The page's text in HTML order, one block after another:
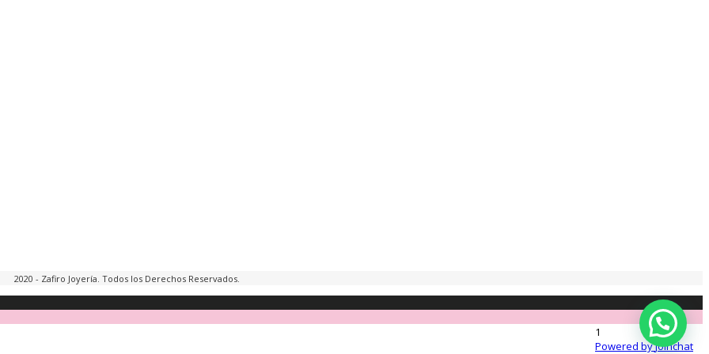
2020 - Zafiro Joyería. Todos los Derechos Reservados.
1
Powered byJoinchat